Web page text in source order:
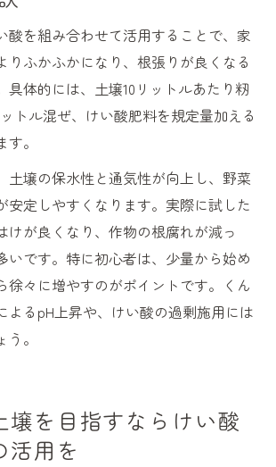
酸を組み合わせて活用することで、家
りふかふかになり、根張りが良くなる
具体的には、土壌10リットルあたり籾
トル混ぜ、けい酸肥料を規定量加える
。
土壌の保水性と通気性が向上し、野菜
安定しやすくなります。実際に試した
けが良くなり、作物の根腐れが減っ
いです。特に初心者は、少量から始め
徐々に増やすのがポイントです。くん
よるpH上昇や、けい酸の過剰施用には
。
壌を目指すならけい酸
活用を